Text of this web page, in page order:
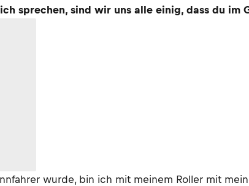
sprechen, sind wir uns alle einig, dass du
wurde, bin ich mit meinem Roller mit